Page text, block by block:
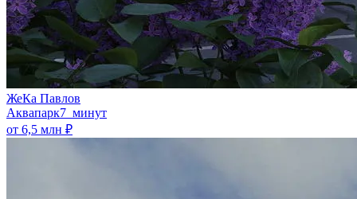
ЖеКа Павлов
Аквапарк7 минут
от 6,5 млн ₽